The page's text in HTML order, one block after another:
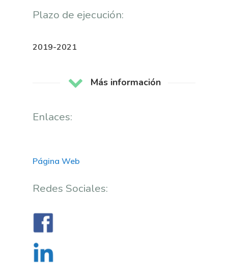
Plazo de ejecución:
2019-2021
Más información
Enlaces:
Página Web
Redes Sociales: